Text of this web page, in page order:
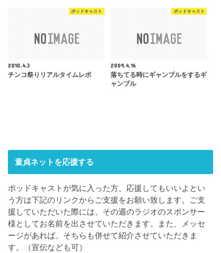
ポッドキャスト
2010.4.3
チンコ祭りリアルタイムレポ
ポッドキャスト
2009.4.16
落ちてる時にギャンブルをするギ
ャンブル
童貞ネットを応援する
ポッドキャストが気に入った方、応援してもいいよとい
う方は下記のリンクからご支援をお願い致します。ご支
援していただいた際には、その週のラジオのスポンサー
様としてお名前を出させていただきます。また、メッセ
ージがあれば、そちらも併せて紹介させていただきま
す。（宣伝なども可）